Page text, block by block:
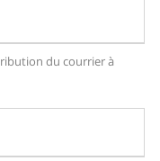
du courrier à